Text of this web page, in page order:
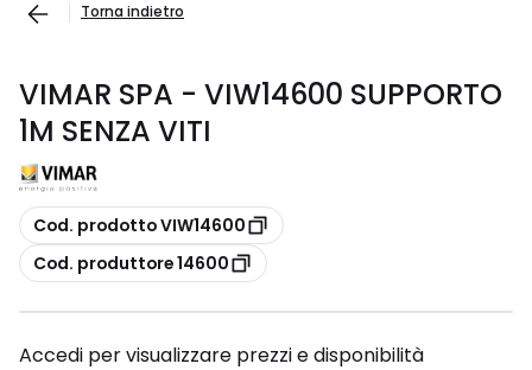
Torna indietro
VIMAR SPA - VIW14600 SUPPORTO
1M SENZA VITI
copia
Cod. prodotto VIW14600
copia
Cod. produttore 14600
Accedi per visualizzare prezzi e disponibilità